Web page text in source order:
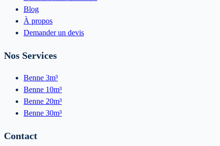
Blog
À propos
Demander un devis
Nos Services
Benne 3m³
Benne 10m³
Benne 20m³
Benne 30m³
Contact